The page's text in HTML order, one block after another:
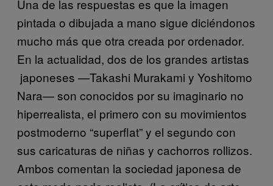
Una de las respuestas es que la imagen
pintada o dibujada a mano sigue diciéndonos
mucho más que otra creada por ordenador.
En la actualidad, dos de los grandes artistas
japoneses —Takashi Murakami y Yoshitomo
Nara— son conocidos por su imaginario no
hiperrealista, el primero con su movimientos
postmoderno “superflat” y el segundo con
sus caricaturas de niñas y cachorros rollizos.
Ambos comentan la sociedad japonesa de